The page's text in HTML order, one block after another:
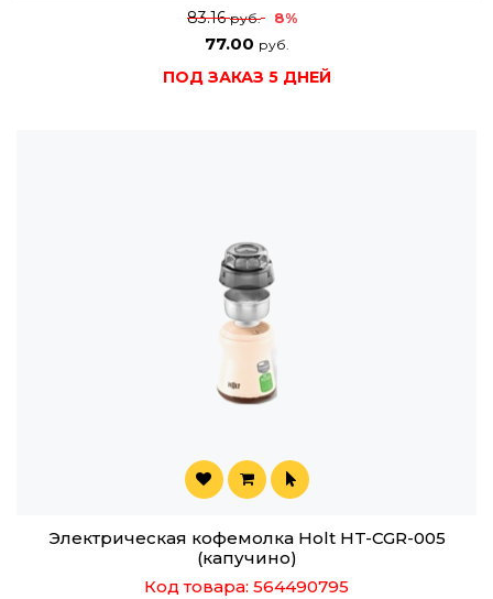
83.16руб. 8%
77.00 руб.
ПОД ЗАКАЗ 5 ДНЕЙ
Электрическая кофемолка Holt HT-CGR-005
(капучино)
Код товара: 564490795